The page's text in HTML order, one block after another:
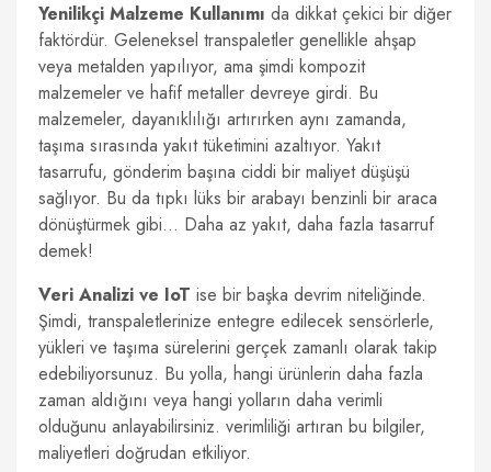
Yenilikçi Malzeme Kullanımı da dikkat çekici bir diğer
faktördür. Geleneksel transpaletler genellikle ahşap
veya metalden yapılıyor, ama şimdi kompozit
malzemeler ve hafif metaller devreye girdi. Bu
malzemeler, dayanıklılığı artırırken aynı zamanda,
taşıma sırasında yakıt tüketimini azaltıyor. Yakıt
tasarrufu, gönderim başına ciddi bir maliyet düşüşü
sağlıyor. Bu da tıpkı lüks bir arabayı benzinli bir araca
dönüştürmek gibi… Daha az yakıt, daha fazla tasarruf
demek!
Veri Analizi ve IoT ise bir başka devrim niteliğinde.
Şimdi, transpaletlerinize entegre edilecek sensörlerle,
yükleri ve taşıma sürelerini gerçek zamanlı olarak takip
edebiliyorsunuz. Bu yolla, hangi ürünlerin daha fazla
zaman aldığını veya hangi yolların daha verimli
olduğunu anlayabilirsiniz. verimliliği artıran bu bilgiler,
maliyetleri doğrudan etkiliyor.